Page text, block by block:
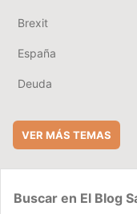
Brexit
España
Deuda
VER MÁS TEMAS